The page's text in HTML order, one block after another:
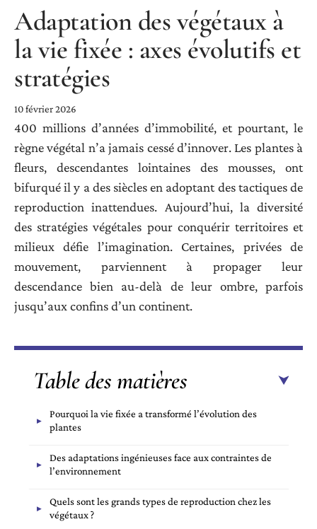
Adaptation des végétaux à
la vie fixée : axes évolutifs et
stratégies
10 février 2026
400 millions d’années d’immobilité, et pourtant, le
règne végétal n’a jamais cessé d’innover. Les plantes à
fleurs, descendantes lointaines des mousses, ont
bifurqué il y a des siècles en adoptant des tactiques de
reproduction inattendues. Aujourd’hui, la diversité
des stratégies végétales pour conquérir territoires et
milieux défie l’imagination. Certaines, privées de
mouvement, parviennent à propager leur
descendance bien au-delà de leur ombre, parfois
jusqu’aux confins d’un continent.
Table des matières
Pourquoi la vie fixée a transformé l’évolution des
plantes
Des adaptations ingénieuses face aux contraintes de
l’environnement
Quels sont les grands types de reproduction chez les
végétaux ?